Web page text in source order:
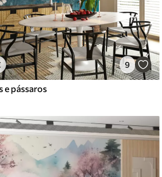
9
e pássaros